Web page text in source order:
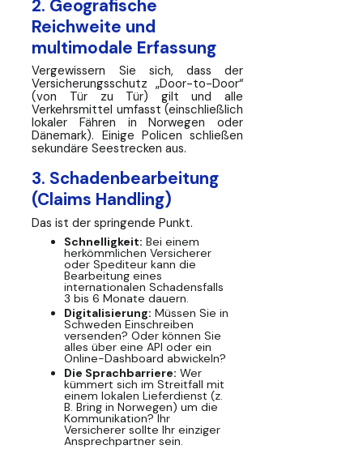
2. Geografische
Reichweite und
multimodale Erfassung
Vergewissern Sie sich, dass der
Versicherungsschutz „Door-to-Door“
(von Tür zu Tür) gilt und alle
Verkehrsmittel umfasst (einschließlich
lokaler Fähren in Norwegen oder
Dänemark). Einige Policen schließen
sekundäre Seestrecken aus.
3. Schadenbearbeitung
(Claims Handling)
Das ist der springende Punkt.
Schnelligkeit: Bei einem
herkömmlichen Versicherer
oder Spediteur kann die
Bearbeitung eines
internationalen Schadensfalls
3 bis 6 Monate dauern.
Digitalisierung: Müssen Sie in
Schweden Einschreiben
versenden? Oder können Sie
alles über eine API oder ein
Online-Dashboard abwickeln?
Die Sprachbarriere: Wer
kümmert sich im Streitfall mit
einem lokalen Lieferdienst (z.
B. Bring in Norwegen) um die
Kommunikation? Ihr
Versicherer sollte Ihr einziger
Ansprechpartner sein.